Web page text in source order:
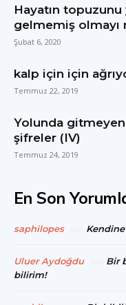
Hayatın
gelmemiş olmayı
Şubat 6, 2020
kalp için için
Temmuz 22, 2019
Yolunda
şifreler (IV)
Temmuz 24, 2019
En Son
saphilopes
Uluer Aydoğdu
Bir
bilirim!